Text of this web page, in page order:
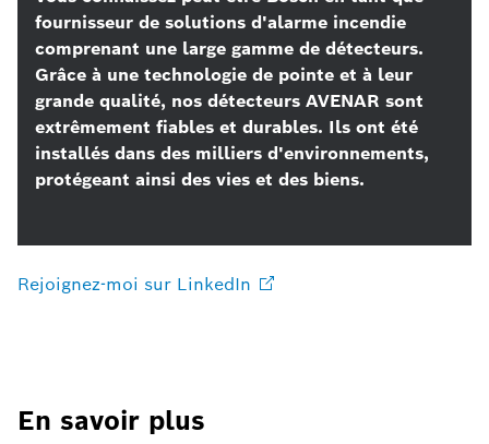
fournisseur de solutions d'alarme incendie
comprenant une large gamme de détecteurs.
Grâce à une technologie de pointe et à leur
grande qualité, nos détecteurs AVENAR sont
extrêmement fiables et durables. Ils ont été
installés dans des milliers d'environnements,
protégeant ainsi des vies et des biens.
Rejoignez-moi sur LinkedIn
En savoir plus